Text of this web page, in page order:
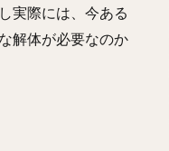
実際には、今ある
解体が必要なのか